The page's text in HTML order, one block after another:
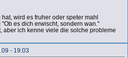
wird es fruher oder speter mahl
es dich erwischt, sondern wan."
aber ich kenne viele die solche probleme
- 19:03